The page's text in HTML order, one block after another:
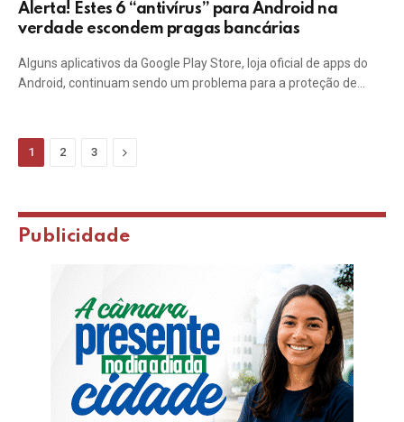
Alerta! Estes 6 “antivírus” para Android na
verdade escondem pragas bancárias
Alguns aplicativos da Google Play Store, loja oficial de apps do
Android, continuam sendo um problema para a proteção de…
1 2 3 Next
Publicidade